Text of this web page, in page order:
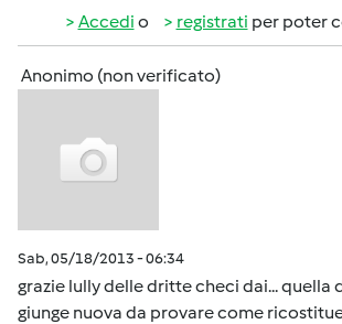
Accedi o registrati per poter
Anonimo (non verificato)
Sab, 05/18/2013 - 06:34
grazie lully delle dritte checi dai... quella
giunge nuova da provare come